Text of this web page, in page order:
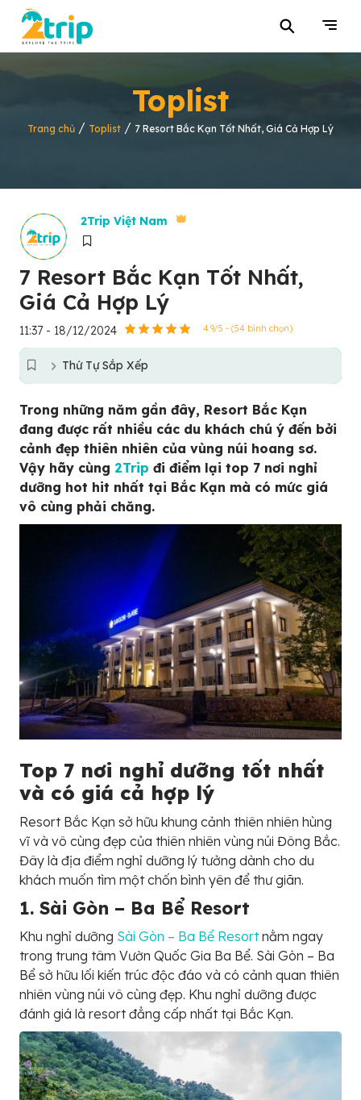
⚲
Toplist
Trang chủ / Toplist / 7 Resort Bắc Kạn Tốt Nhất, Giá Cả Hợp Lý
2Trip Việt Nam
7 Resort Bắc Kạn Tốt Nhất,
Giá Cả Hợp Lý
11:37 - 18/12/2024 4.9/5 - (54 bình chọn)
Thứ Tự Sắp Xếp
Trong những năm gần đây, Resort Bắc Kạn
đang được rất nhiều các du khách chú ý đến bởi
cảnh đẹp thiên nhiên của vùng núi hoang sơ.
Vậy hãy cùng 2Trip đi điểm lại top 7 nơi nghỉ
dưỡng hot hit nhất tại Bắc Kạn mà có mức giá
vô cùng phải chăng.
Top 7 nơi nghỉ dưỡng tốt nhất
và có giá cả hợp lý
Resort Bắc Kạn sở hữu khung cảnh thiên nhiên hùng
vĩ và vô cùng đẹp của thiên nhiên vùng núi Đông Bắc.
Đây là địa điểm nghỉ dưỡng lý tưởng dành cho du
khách muốn tìm một chốn bình yên để thư giãn.
1. Sài Gòn – Ba Bể Resort
Khu nghỉ dưỡng Sài Gòn – Ba Bể Resortnằm ngay
trong trung tâm Vườn Quốc Gia Ba Bể. Sài Gòn – Ba
Bể sở hữu lối kiến trúc độc đáo và có cảnh quan thiên
nhiên vùng núi vô cùng đẹp. Khu nghỉ dưỡng được
đánh giá là resort đẳng cấp nhất tại Bắc Kạn.